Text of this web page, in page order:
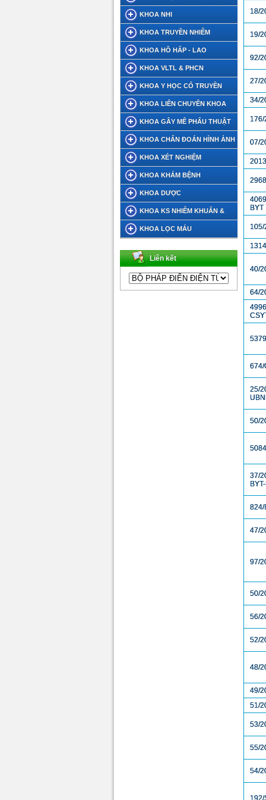
KHOA NHI
KHOA TRUYỀN NHIỄM
KHOA HÔ HẤP - LAO
KHOA VLTL & PHCN
KHOA Y HỌC CỔ TRUYỀN
KHOA LIÊN CHUYÊN KHOA
KHOA GÂY MÊ PHẨU THUẬT
KHOA CHẨN ĐOÁN HÌNH ẢNH
KHOA XÉT NGHIỆM
KHOA KHÁM BỆNH
KHOA DƯỢC
KHOA KS NHIỄM KHUẨN &
DINH DƯỠNG TIẾT CHẾ
KHOA LỌC MÁU
Liên kết
18/
19/
92/
27/
34/
176/
07/
BYT
105/
40/
64/
674/
25/
50/
37/
824/
47/
97/
50/
56/
52/
48/
49/
51/
53/
55/
54/
192/